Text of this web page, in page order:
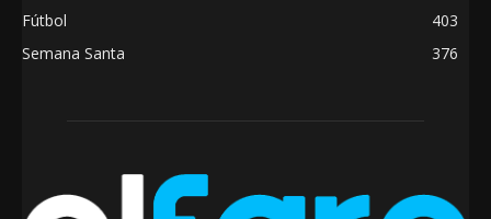
Fútbol
403
Semana Santa
376